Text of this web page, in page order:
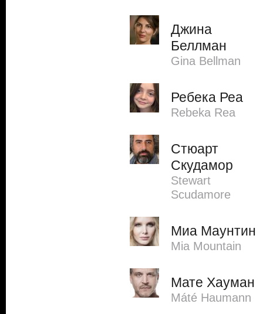
Джина
Беллман
Gina Bellman
Ребека Реа
Rebeka Rea
Стюарт
Скудамор
Stewart
Scudamore
Миа Маунтин
Mia Mountain
Мате Хауман
Máté Haumann